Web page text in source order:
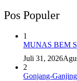
Pos Populer
1
MUNAS BEM
Juli 31, 2026
2
Gonjang-